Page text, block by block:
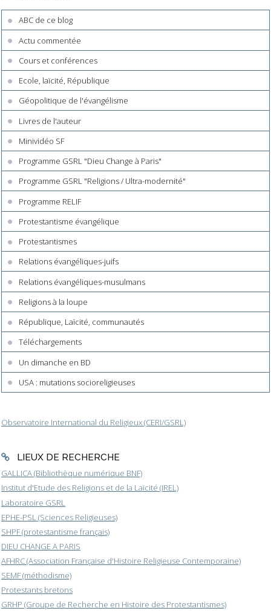
ABC de ce blog
Actu commentée
Cours et conférences
Ecole, laïcité, République
Géopolitique de l'évangélisme
Livres de l'auteur
Minividéo SF
Programme GSRL "Dieu Change à Paris"
Programme GSRL "Religions / Ultra-modernité"
Programme RELIF
Protestantisme évangélique
Protestantismes
Relations évangéliques-juifs
Relations évangéliques-musulmans
Religions à la loupe
République, Laïcité, communautés
Téléchargements
Un dimanche en BD
USA : mutations socioreligieuses
Observatoire International du Religieux (CERI/GSRL)
LIEUX DE RECHERCHE
GALLICA (Bibliothèque numérique BNF)
Institut d'Etude des Religions et de la Laïcité (IREL)
Laboratoire GSRL
EPHE-PSL (Sciences Religieuses)
SHPF (protestantisme français)
DIEU CHANGE A PARIS
AFHRC (Association Française d'Histoire Religieuse Contemporaine)
SEMF (méthodisme)
Protestants bretons
GRHP (Groupe de Recherche en Histoire des Protestantismes)